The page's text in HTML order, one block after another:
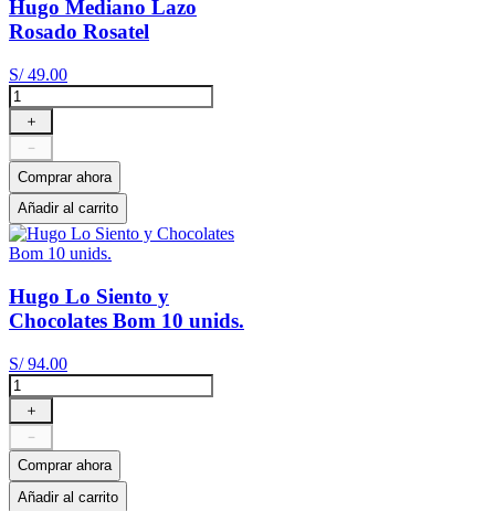
Hugo Mediano Lazo
Rosado Rosatel
S/ 49.00
＋
－
Comprar ahora
Añadir al carrito
Hugo Lo Siento y
Chocolates Bom 10 unids.
S/ 94.00
＋
－
Comprar ahora
Añadir al carrito